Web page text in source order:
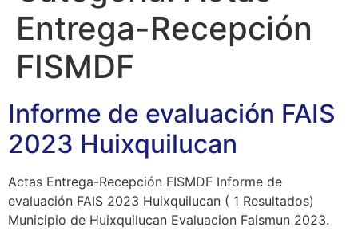
Entrega-Recepción
FISMDF
Informe de evaluación FAIS
2023 Huixquilucan
Actas Entrega-Recepción FISMDF Informe de
evaluación FAIS 2023 Huixquilucan ( 1 Resultados)
Municipio de Huixquilucan Evaluacion Faismun 2023.